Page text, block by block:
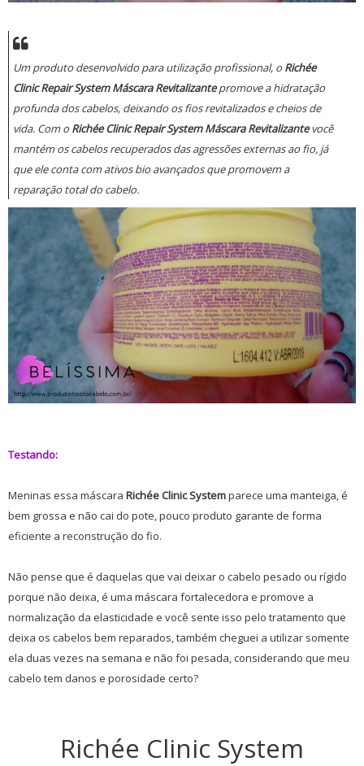
Um produto desenvolvido para utilização profissional, o Richée
Clinic Repair System Máscara Revitalizantepromove a hidratação
profunda dos cabelos, deixando os fios revitalizados e cheios de
vida. Com o Richée Clinic Repair System Máscara Revitalizantevocê
mantém os cabelos recuperados das agressões externas ao fio, já
que ele conta com ativos bio avançados que promovem a
reparação total do cabelo.
Testando:
Meninas essa máscara Richée Clinic Systemparece uma manteiga, é
bem grossa e não cai do pote, pouco produto garante de forma
eficiente a reconstrução do fio.
Não pense que é daquelas que vai deixar o cabelo pesado ou rígido
porque não deixa, é uma máscara fortalecedora e promove a
normalização da elasticidade e você sente isso pelo tratamento que
deixa os cabelos bem reparados, também cheguei a utilizar somente
ela duas vezes na semana e não foi pesada, considerando que meu
cabelo tem danos e porosidade certo?
Richée Clinic System